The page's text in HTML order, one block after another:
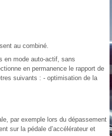
au combiné.
en mode auto-actif, sans
en permanence le rapport de
suivants : - optimisation de la
par exemple lors du dépassement
sur la pédale d’accélérateur et